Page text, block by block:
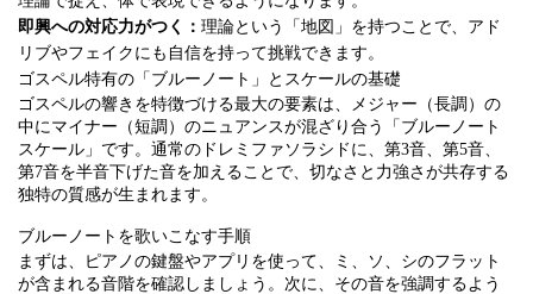
即興への対応力がつく： 理論という「地図」を持つことで、アド
リブやフェイクにも自信を持って挑戦できます。
ゴスペル特有の「ブルーノート」とスケールの基礎
ゴスペルの響きを特徴づける最大の要素は、メジャー（長調）の
中にマイナー（短調）のニュアンスが混ざり合う「ブルーノート
スケール」です。通常のドレミファソラシドに、第3音、第5音、
第7音を半音下げた音を加えることで、切なさと力強さが共存する
独特の質感が生まれます。
ブルーノートを歌いこなす手順
まずは、ピアノの鍵盤やアプリを使って、ミ、ソ、シのフラット
が含まれる音階を確認しましょう。次に、その音を強調するよう